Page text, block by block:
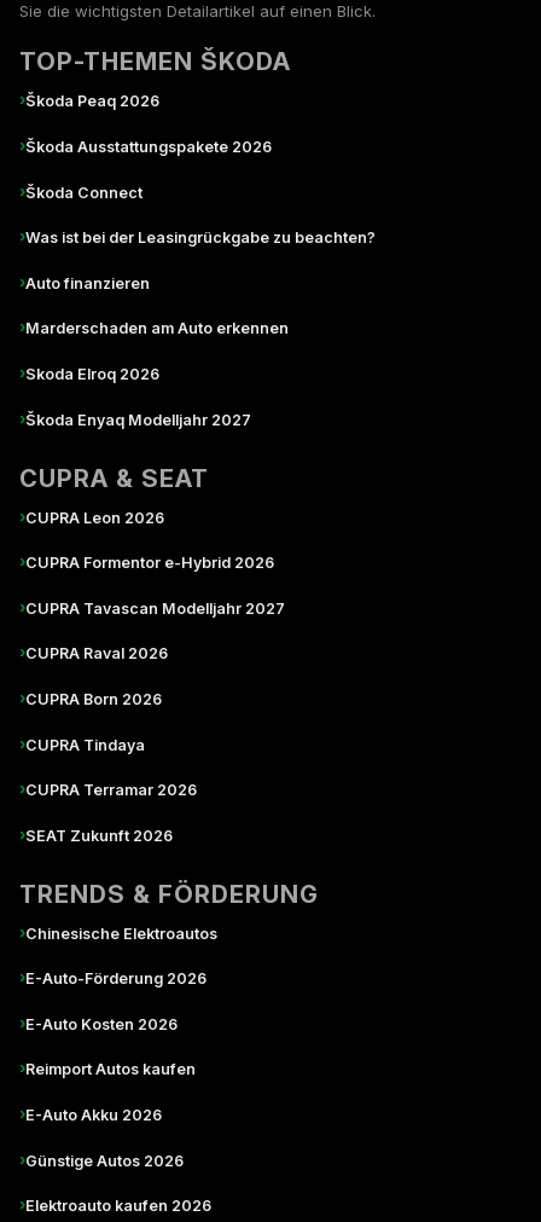
Sie die wichtigsten Detailartikel auf einen Blick.
TOP-THEMEN ŠKODA
›Škoda Peaq 2026
›Škoda Ausstattungspakete 2026
›Škoda Connect
›Was ist bei der Leasingrückgabe zu beachten?
›Auto finanzieren
›Marderschaden am Auto erkennen
›Skoda Elroq 2026
›Škoda Enyaq Modelljahr 2027
CUPRA & SEAT
›CUPRA Leon 2026
›CUPRA Formentor e-Hybrid 2026
›CUPRA Tavascan Modelljahr 2027
›CUPRA Raval 2026
›CUPRA Born 2026
›CUPRA Tindaya
›CUPRA Terramar 2026
›SEAT Zukunft 2026
TRENDS & FÖRDERUNG
›Chinesische Elektroautos
›E-Auto-Förderung 2026
›E-Auto Kosten 2026
›Reimport Autos kaufen
›E-Auto Akku 2026
›Günstige Autos 2026
›Elektroauto kaufen 2026